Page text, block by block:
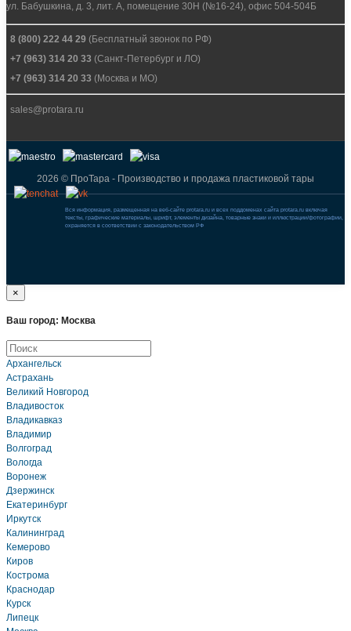
ул. Бабушкина, д. 3, лит. А, помещение 30Н (№16-24), офис 504-504Б
8 (800) 222 44 29 (Бесплатный звонок по РФ)
+7 (963) 314 20 33 (Санкт-Петербург и ЛО)
+7 (963) 314 20 33 (Москва и МО)
sales@protara.ru
2026 © ПроТара - Производство и продажа пластиковой тары
Вся информация, размещенная на веб-сайте protara.ru и всех поддоменах сайта protara.ru включая
тексты, графические материалы, шрифт, элементы дизайна, товарные знаки и иллюстрации/фотографии,
охраняется в соответствии с законодательством РФ
×
Ваш город: Москва
Архангельск
Астрахань
Великий Новгород
Владивосток
Владикавказ
Владимир
Волгоград
Вологда
Воронеж
Дзержинск
Екатеринбург
Иркутск
Калининград
Кемерово
Киров
Кострома
Краснодар
Курск
Липецк